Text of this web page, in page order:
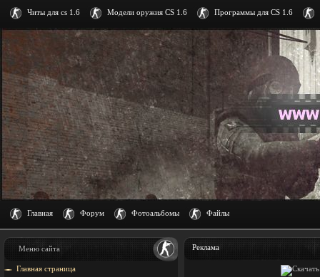
Читы для cs 1.6 Модели оружия CS 1.6 Программы для CS 1.6
Главная Форум Фотоальбомы Файлы
Меню сайта
Главная страница
Реклама